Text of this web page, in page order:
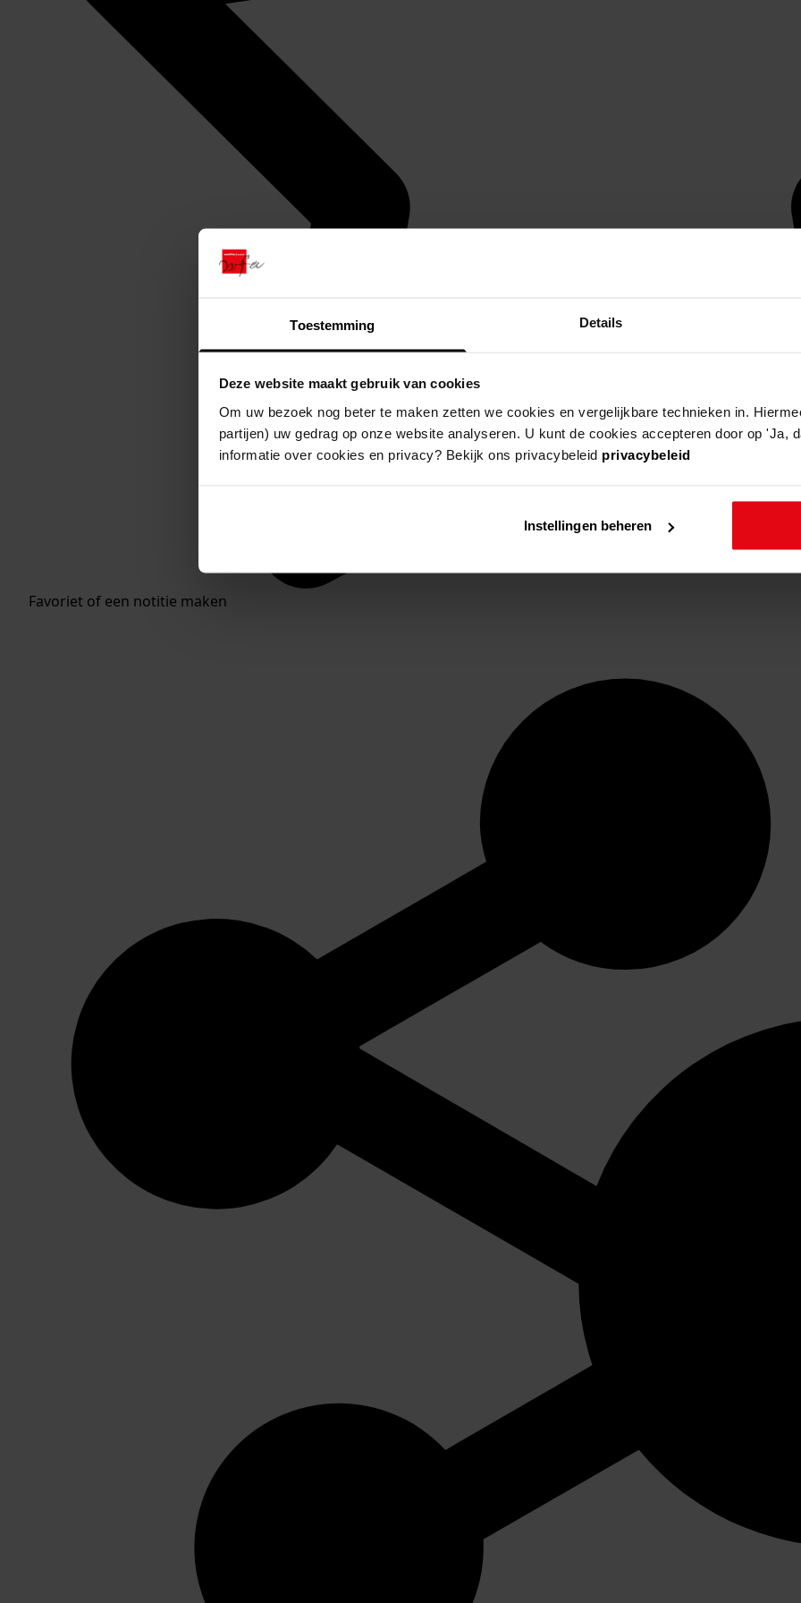
Toestemming Details
Deze website maakt gebruik van cookies
Om uw bezoek nog beter te maken zetten we cookies en vergelijkbare technieken in.
partijen) uw gedrag op onze website analyseren. U kunt de cookies accepteren door op 'Ja,
informatie over cookies en privacy? Bekijk ons privacybeleid privacybeleid
Instellingen beheren
Favoriet of een notitie maken